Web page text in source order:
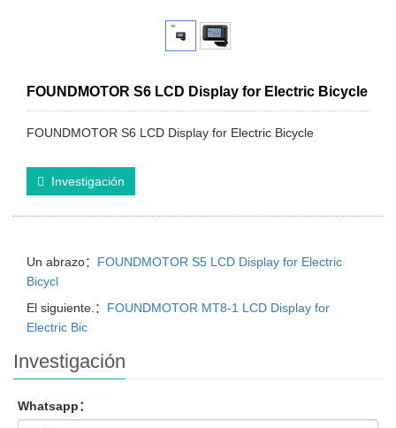
FOUNDMOTOR S6 LCD Display for Electric Bicycle
FOUNDMOTOR S6 LCD Display for Electric Bicycle
Investigación
Un abrazo： FOUNDMOTOR S5 LCD Display for Electric
Bicycl
El siguiente.： FOUNDMOTOR MT8-1 LCD Display for
Electric Bic
Investigación
Whatsapp：